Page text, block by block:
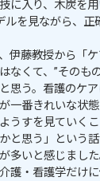
に入り、木炭を
ルを見ながら、正
伊藤教授から「
なくて、”そのも
思う。看護のケ
一番きれいな状
うすを見ていく
と思う」という
多いと感じました
護・看護学だけ